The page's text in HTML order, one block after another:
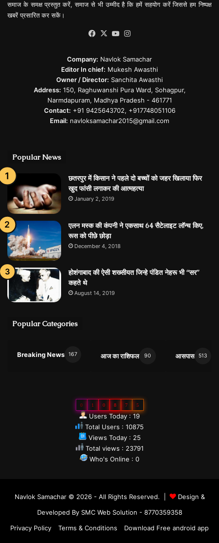
समाज के समक्ष प्रस्तुत करें, समाज से भी उम्मीद है कि हमें सहयोग करें जिससे हम निष्पक्ष
खबरें प्रसारित कर सकें।
Facebook
X YouTube
Company: Navlok Samachar
Editor In chief: Mukesh Awasthi
Owner / Director: Sanchita Awasthi
Address: 150, Raghuwanshi Pura Ward, Sohagpur,
Narmdapuram, Madhya Pradesh - 461771
Contact: +91 9425643702, +917748051106
Email: navloksamachar2015@gmail.com
Popular News
छतरपुर में किसान ने पहले दो बच्चों को जहर खिलाया फिर
खुद फांसी लगाकर की आत्महत्या
January 2, 2019
एलन मस्क की कंपनी ने एकसाथ 64 सैटेलाइट लॉन्च किए,
रूस को पीछे छोड़ा
December 4, 2018
होशंगाबाद की ऐसी शख्‍सीयत जिन्‍हे पंडित नेहरू भी “सर”
कहते थे
August 14, 2019
Popular Categories
Breaking News 167 आज का राशिफल 90 आसपास 513
0 1 0 8 7 5
Users Today : 19
Total Users : 10875
Views Today : 25
Total views : 23791
Who's Online : 0
Navlok Samachar © 2026 - All Rights Reserved. |
Design &
Developed By SMC Web Solution - 8770359358
Privacy Policy
Terms & Conditions Download Free android app